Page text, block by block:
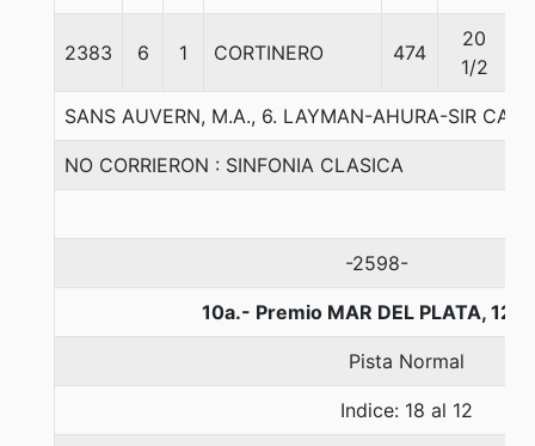
2383 6 1 CORTINERO 474
20
1/2
SANS AUVERN, M.A., 6. LAYMAN-AHURA-SIR CAT
NO CORRIERON : SINFONIA CLASICA
-2598-
10a.- Premio MAR DEL PLATA,
Pista Normal
Indice: 18 al 12